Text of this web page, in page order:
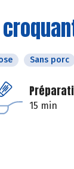
Sans porc
15 min